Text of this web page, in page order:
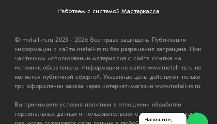
Работаем с системой Мастеркасса
© metall-rs.ru 2023 - 2026 Все права защищены Публикация
информации с сайта metall-rs.ru без разрешения запрещена. При
частичном использовании материалов с сайта ссылка на
источник обязательна. Информация на сайте www.metall-rs.ru не
является публичной офертой. Указанные цены действуют только
при оформлении заказа через интернет-магазин www.metall-rs.ru.
Вы принимаете условия политики в отношении обработки
персональных данных и пользовательского соглашения каждый
Напишите,